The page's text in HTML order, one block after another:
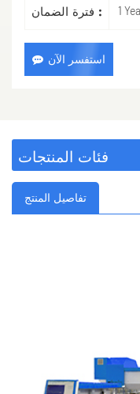
فترة الضمان : 1
استفسر الآن
فئات المنتجات
تفاصيل المنتج